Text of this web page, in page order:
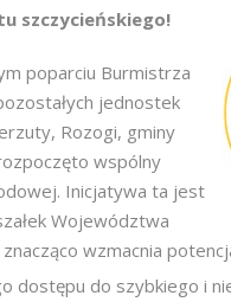
szczycieńskiego!
poparciu Burmistrza
jednostek
Rozogi, gminy
wspólny
Inicjatywa ta jest
Województwa
wzmacnia
dostępu do szybkiego i